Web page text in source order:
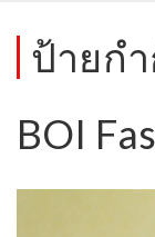
ป้ายก
BOI